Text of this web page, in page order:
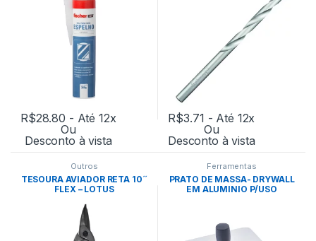
R$28.80 - Até 12x
Ou
Desconto à vista
R$3.71 - Até 12x
Ou
Desconto à vista
Outros
TESOURA AVIADOR RETA 10´´
FLEX – LOTUS
Ferramentas
PRATO DE MASSA- DRYWALL
EM ALUMINIO P/USO